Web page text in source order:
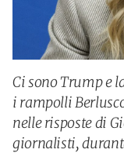
Ci sono Trump e
i rampolli
nelle risposte di
giornalisti,